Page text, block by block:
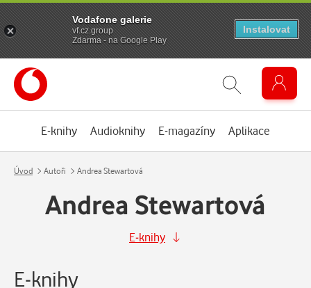
E-knihy Audioknihy E-magazíny Aplikace
Úvod Autoři Andrea Stewartová
Andrea Stewartová
E-knihy
E-knihy
Vodafone galerie
vf.cz.group
Zdarma - na Google Play
Instalovat